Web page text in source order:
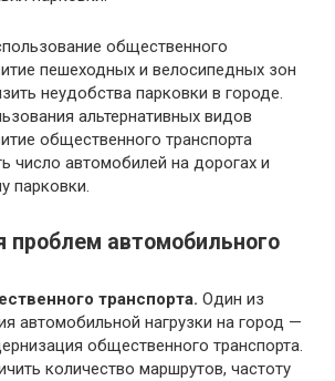
общественного
пешеходных и велосипедных зон
неудобства парковки в городе.
альтернативных видов
общественного транспорта
число автомобилей на дорогах и
парковки.
проблем автомобильного
транспорта. Один из
автомобильной нагрузки на город —
общественного транспорта.
количество маршрутов, частоту